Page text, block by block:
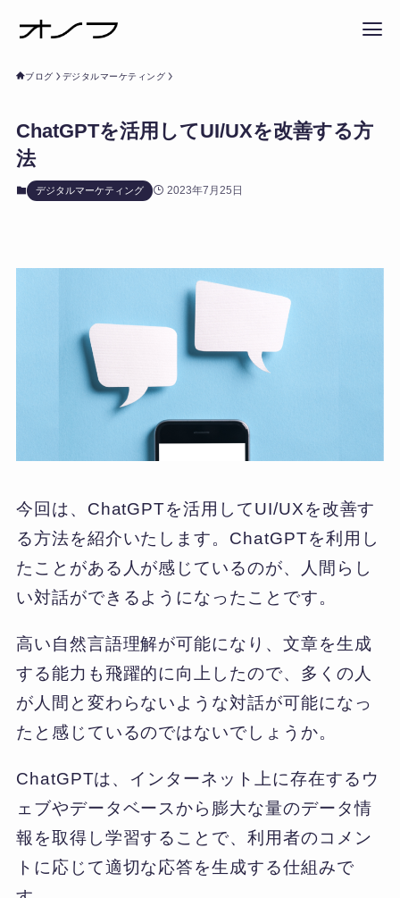
ブログ デジタルマーケティング
ChatGPTを活用してUI/UXを改善する方
法
デジタルマーケティング 2023年7月25日
今回は、ChatGPTを活用してUI/UXを改善す
る方法を紹介いたします。ChatGPTを利用し
たことがある人が感じているのが、人間らし
い対話ができるようになったことです。
高い自然言語理解が可能になり、文章を生成
する能力も飛躍的に向上したので、多くの人
が人間と変わらないような対話が可能になっ
たと感じているのではないでしょうか。
ChatGPTは、インターネット上に存在するウ
ェブやデータベースから膨大な量のデータ情
報を取得し学習することで、利用者のコメン
トに応じて適切な応答を生成する仕組みで